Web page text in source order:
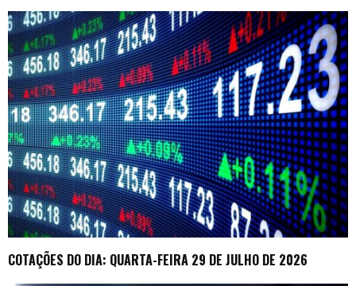
COTAÇÕES DO DIA: QUARTA-FEIRA 29 DE JULHO DE 2026